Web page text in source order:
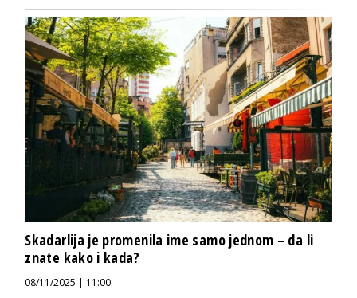
Skadarlija je promenila ime samo jednom – da li
znate kako i kada?
08/11/2025 | 11:00